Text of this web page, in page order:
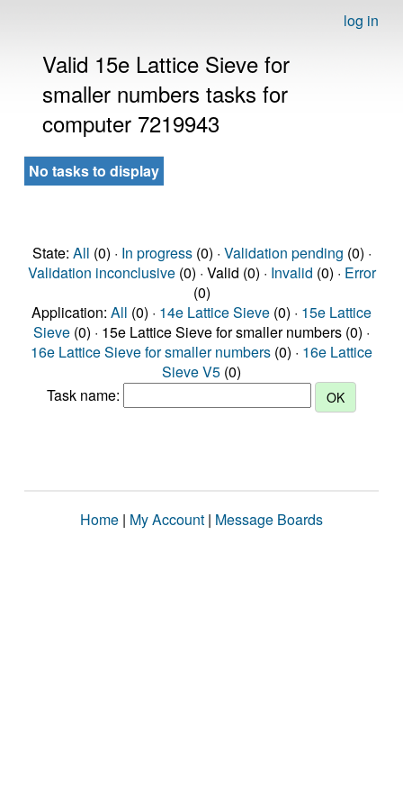
log in
Valid 15e Lattice Sieve for
smaller numbers tasks for
computer 7219943
No tasks to display
State: All (0) · In progress(0) · Validation pending (0) ·
Validation inconclusive(0) · Valid (0) · Invalid (0) · Error
(0)
Application: All (0) · 14e Lattice Sieve (0) · 15e Lattice
Sieve (0) · 15e Lattice Sieve for smaller numbers (0) ·
16e Lattice Sieve for smaller numbers (0) · 16e Lattice
Sieve V5 (0)
Task name:
Home | My Account | Message Boards